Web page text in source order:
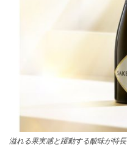
溢れる果実感と躍動する酸味が特長